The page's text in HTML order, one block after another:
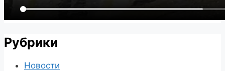
Рубрики
Новости